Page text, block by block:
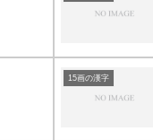
15画の漢字